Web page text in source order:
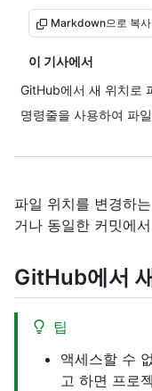
Markdown으로 복사
이 기사에서
GitHub에서 새 위치로
명령줄을 사용하여 파
파일 위치를 변경하
거나 동일한 커밋에서
GitHub에서
팁
액세스할 수
고 하면 프로